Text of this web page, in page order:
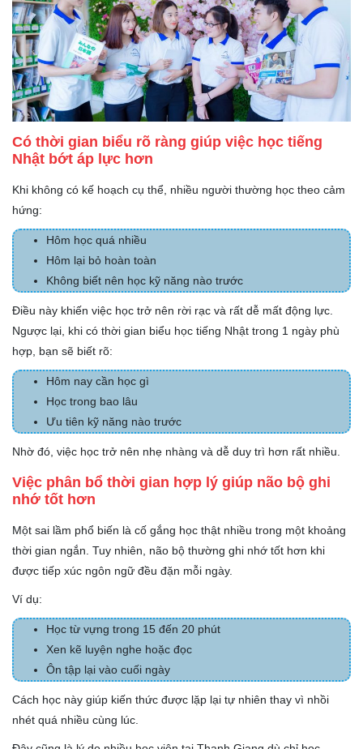
Có thời gian biểu rõ ràng giúp việc học tiếng
Nhật bớt áp lực hơn
Khi không có kế hoạch cụ thể, nhiều người thường học theo cảm
hứng:
Hôm học quá nhiều
Hôm lại bỏ hoàn toàn
Không biết nên học kỹ năng nào trước
Điều này khiến việc học trở nên rời rạc và rất dễ mất động lực.
Ngược lại, khi có thời gian biểu học tiếng Nhật trong 1 ngày phù
hợp, bạn sẽ biết rõ:
Hôm nay cần học gì
Học trong bao lâu
Ưu tiên kỹ năng nào trước
Nhờ đó, việc học trở nên nhẹ nhàng và dễ duy trì hơn rất nhiều.
Việc phân bổ thời gian hợp lý giúp não bộ ghi
nhớ tốt hơn
Một sai lầm phổ biến là cố gắng học thật nhiều trong một khoảng
thời gian ngắn. Tuy nhiên, não bộ thường ghi nhớ tốt hơn khi
được tiếp xúc ngôn ngữ đều đặn mỗi ngày.
Ví dụ:
Học từ vựng trong 15 đến 20 phút
Xen kẽ luyện nghe hoặc đọc
Ôn tập lại vào cuối ngày
Cách học này giúp kiến thức được lặp lại tự nhiên thay vì nhồi
nhét quá nhiều cùng lúc.